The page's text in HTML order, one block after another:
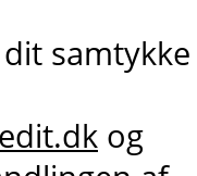
samtykke
og